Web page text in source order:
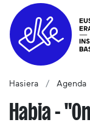
Hasiera Agenda
Habia -